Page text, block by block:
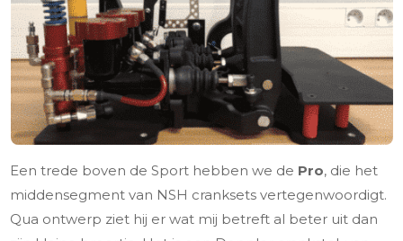
Een trede boven de Sport hebben we de Pro, die het
middensegment van NSH cranksets vertegenwoordigt.
Qua ontwerp ziet hij er wat mij betreft al beter uit dan